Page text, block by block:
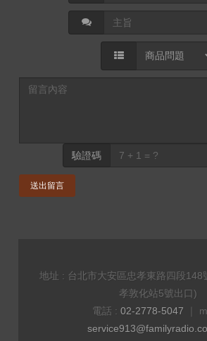
驗證碼
送出留言
地址 : 台北市大安區忠孝東路四段148
孝敦化站5號出口)
電話 : 02-2778-5047 ｜